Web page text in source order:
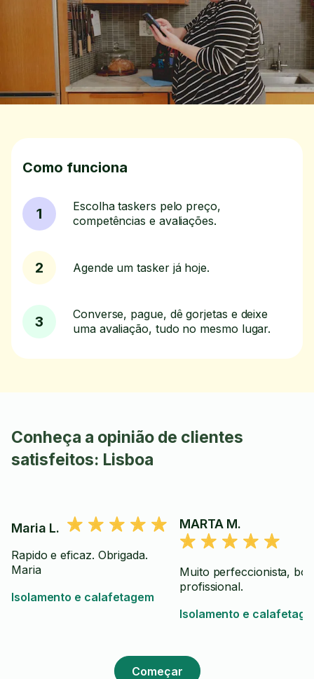
Como funciona
1
Escolha taskers pelo preço,
competências e avaliações.
2 Agende um tasker já hoje.
3
Converse, pague, dê gorjetas e deixe
uma avaliação, tudo no mesmo lugar.
Conheça a opinião de clientes
satisfeitos: Lisboa
Maria L.
Rapido e eficaz. Obrigada.
Maria
Isolamento e calafetagem
MARTA M.
Muito perfeccionista,
profissional.
Isolamento e
Começar